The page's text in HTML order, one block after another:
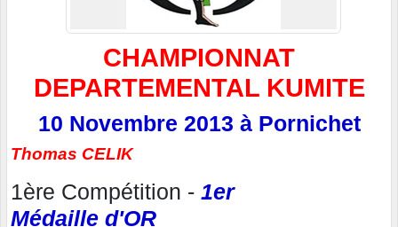
CHAMPIONNAT
DEPARTEMENTAL KUMITE
10 Novembre 2013 à Pornichet
Thomas CELIK
1ère Compétition - 1er
Médaille d'OR